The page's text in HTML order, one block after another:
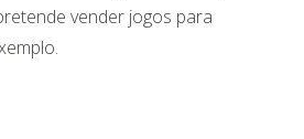
vender jogos para